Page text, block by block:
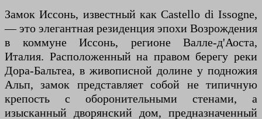
Замок Иссонь, известный как Castello di Issogne,
— это элегантная резиденция эпохи Возрождения
в коммуне Иссонь, регионе Валле-д'Аоста,
Италия. Расположенный на правом берегу реки
Дора-Бальтеа, в живописной долине у подножия
Альп, замок представляет собой не типичную
крепость с оборонительными стенами, а
изысканный дворянский дом, предназначенный